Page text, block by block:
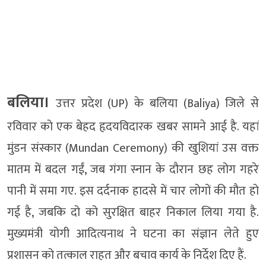
बलिया। उत्तर प्रदेश (UP) के बलिया (Baliya) जिले से
रविवार को एक बेहद हृदयविदारक खबर सामने आई है. यहां
मुंडन संस्कार (Mundan Ceremony) की खुशियां उस वक्त
मातम में बदल गईं, जब गंगा स्नान के दौरान छह लोग गहरे
पानी में समा गए. इस दर्दनाक हादसे में चार लोगों की मौत हो
गई है, जबकि दो को सुरक्षित बाहर निकाल लिया गया है.
मुख्यमंत्री योगी आदित्यनाथ ने घटना का संज्ञान लेते हुए
प्रशासन को तत्काल राहत और बचाव कार्य के निर्देश दिए हैं.